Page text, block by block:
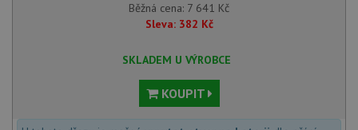
Běžná cena: 7 641 Kč
Sleva: 382 Kč
SKLADEM U VÝROBCE
KOUPIT